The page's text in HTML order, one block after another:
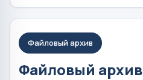
Файловый архив
Файловый архив